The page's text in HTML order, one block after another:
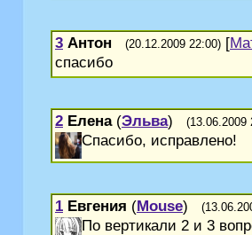
3 Антон (20.12.2009 22:00) [
спасибо
2 Елена(Эльва) (13.06.2009
Спасибо, исправлено!
1 Евгения (Mouse)
По вертикали 2 и 3